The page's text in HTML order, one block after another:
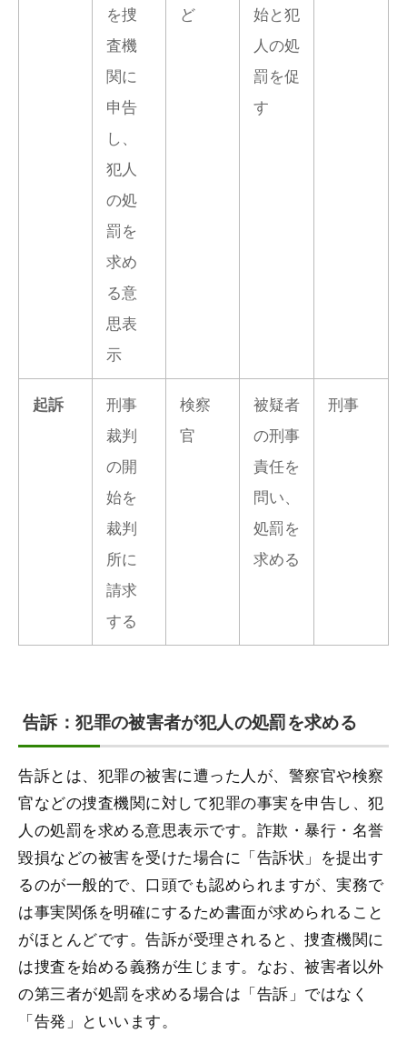
を捜
査機
関に
申告
し、
犯人
の処
罰を
求め
る意
思表
示
ど
始と犯
人の処
罰を促
す
起訴
刑事
裁判
の開
始を
裁判
所に
請求
する
検察
官
被疑者
の刑事
責任を
問い、
処罰を
求める
刑事
告訴：犯罪の被害者が犯人の処罰を求める
告訴とは、犯罪の被害に遭った人が、警察官や検察
官などの捜査機関に対して犯罪の事実を申告し、犯
人の処罰を求める意思表示です。詐欺・暴行・名誉
毀損などの被害を受けた場合に「告訴状」を提出す
るのが一般的で、口頭でも認められますが、実務で
は事実関係を明確にするため書面が求められること
がほとんどです。告訴が受理されると、捜査機関に
は捜査を始める義務が生じます。なお、被害者以外
の第三者が処罰を求める場合は「告訴」ではなく
「告発」といいます。